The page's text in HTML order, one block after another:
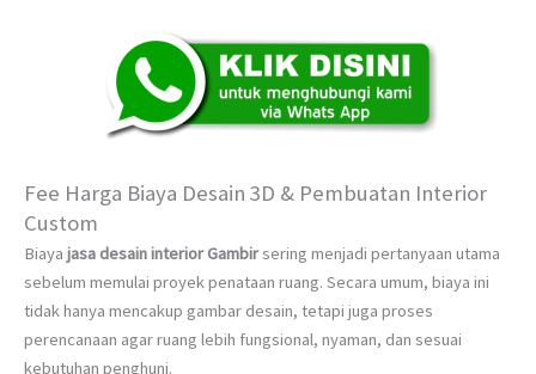
Fee Harga Biaya Desain 3D & Pembuatan Interior
Custom
Biaya jasa desain interior Gambirsering menjadi pertanyaan utama
sebelum memulai proyek penataan ruang. Secara umum, biaya ini
tidak hanya mencakup gambar desain, tetapi juga proses
perencanaan agar ruang lebih fungsional, nyaman, dan sesuai
kebutuhan penghuni.